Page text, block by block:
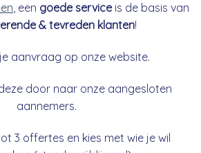
, een goede serviceis de basis van
& tevreden klanten!
aanvraag op onze website.
door naar onze aangesloten
aannemers.
3 offertes en kies met wie je wil